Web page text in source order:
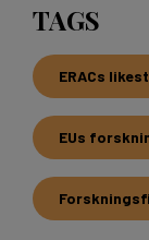
TAGS
ERACs
EUs